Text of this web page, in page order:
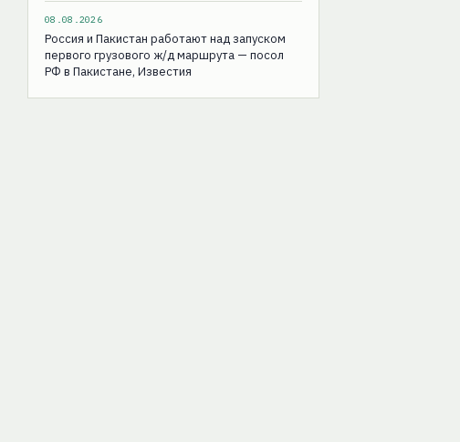
08.08.2026
Россия и Пакистан работают над запуском
первого грузового ж/д маршрута — посол
РФ в Пакистане, Известия